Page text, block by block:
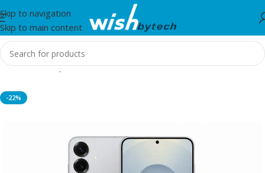
Skip to navigation
Skip to main content
Home/Smartphones
-22%